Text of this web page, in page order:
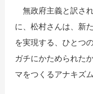
無政府主義と訳さ
に、松村さんは、新
を実現する、ひとつ
ガチにかためられた
マをつくるアナキズム